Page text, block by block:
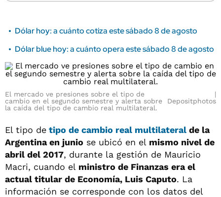
Dólar hoy: a cuánto cotiza este sábado 8 de agosto
Dólar blue hoy: a cuánto opera este sábado 8 de agosto
El mercado ve presiones sobre el tipo de
cambio en el segundo semestre y alerta sobre
la caída del tipo de cambio real multilateral.
Depositphotos
El tipo de tipo de cambio real multilateral de la
Argentina en junio se ubicó en el mismo nivel de
abril del 2017, durante la gestión de Mauricio
Macri, cuando el ministro de Finanzas era el
actual titular de Economía, Luis Caputo. La
información se corresponde con los datos del